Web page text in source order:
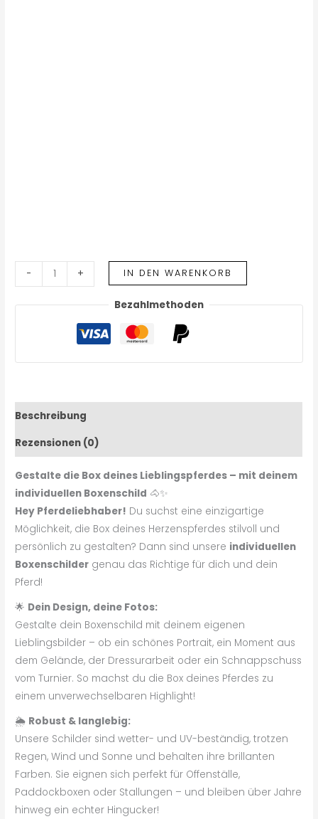
- + IN DEN WARENKORB
Bezahlmethoden
Beschreibung
Rezensionen (0)
Gestalte die Box deines Lieblingspferdes – mit deinem
individuellen Boxenschild 🐴✨
Hey Pferdeliebhaber! Du suchst eine einzigartige
Möglichkeit, die Box deines Herzenspferdes stilvoll und
persönlich zu gestalten? Dann sind unsere individuellen
Boxenschilder genau das Richtige für dich und dein
Pferd!
🌟 Dein Design, deine Fotos:
Gestalte dein Boxenschild mit deinem eigenen
Lieblingsbilder – ob ein schönes Portrait, ein Moment aus
dem Gelände, der Dressurarbeit oder ein Schnappschuss
vom Turnier. So machst du die Box deines Pferdes zu
einem unverwechselbaren Highlight!
🌦️ Robust & langlebig:
Unsere Schilder sind wetter- und UV-beständig, trotzen
Regen, Wind und Sonne und behalten ihre brillanten
Farben. Sie eignen sich perfekt für Offenställe,
Paddockboxen oder Stallungen – und bleiben über Jahre
hinweg ein echter Hingucker!